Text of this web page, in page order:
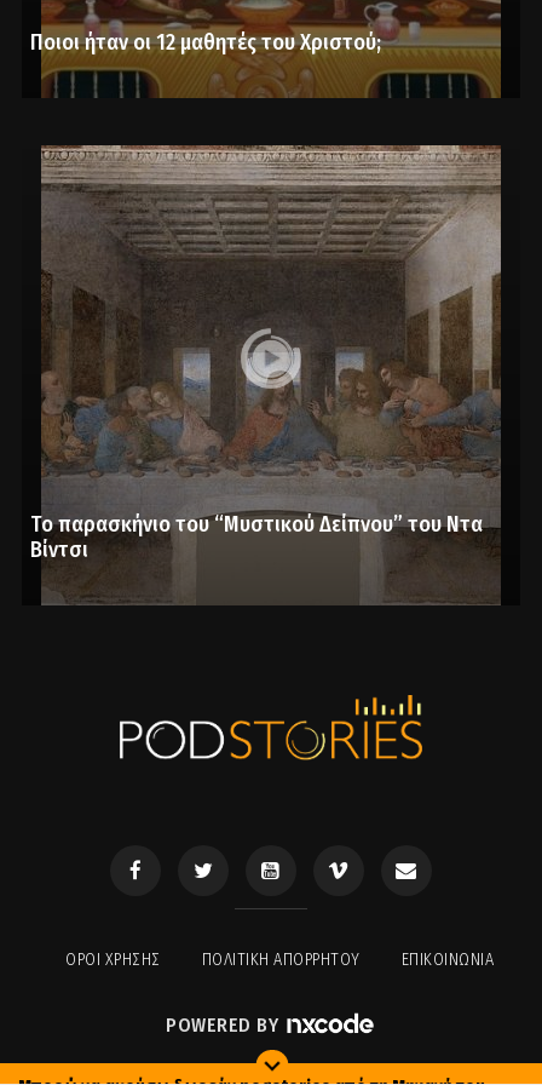
Ποιοι ήταν οι 12 μαθητές του Χριστού;
Το παρασκήνιο του “Μυστικού Δείπνου” του Ντα
Βίντσι
ΟΡΟΙ ΧΡΉΣΗΣ ΠΟΛΙΤΙΚΉ ΑΠΟΡΡΉΤΟΥ ΕΠΙΚΟΙΝΩΝΊΑ
POWERED BY